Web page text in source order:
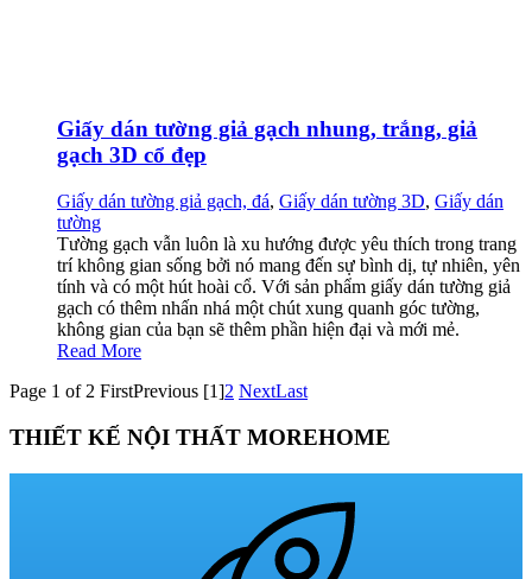
Giấy dán tường giả gạch nhung, trắng, giả
gạch 3D cổ đẹp
Giấy dán tường giả gạch, đá, Giấy dán tường 3D, Giấy dán
tường
Tường gạch vẫn luôn là xu hướng được yêu thích trong trang
trí không gian sống bởi nó mang đến sự bình dị, tự nhiên, yên
tính và có một hút hoài cổ. Với sản phẩm giấy dán tường giả
gạch có thêm nhấn nhá một chút xung quanh góc tường,
không gian của bạn sẽ thêm phần hiện đại và mới mẻ.
Read More
Page 1 of 2 FirstPrevious [1]2 NextLast
THIẾT KẾ NỘI THẤT MOREHOME